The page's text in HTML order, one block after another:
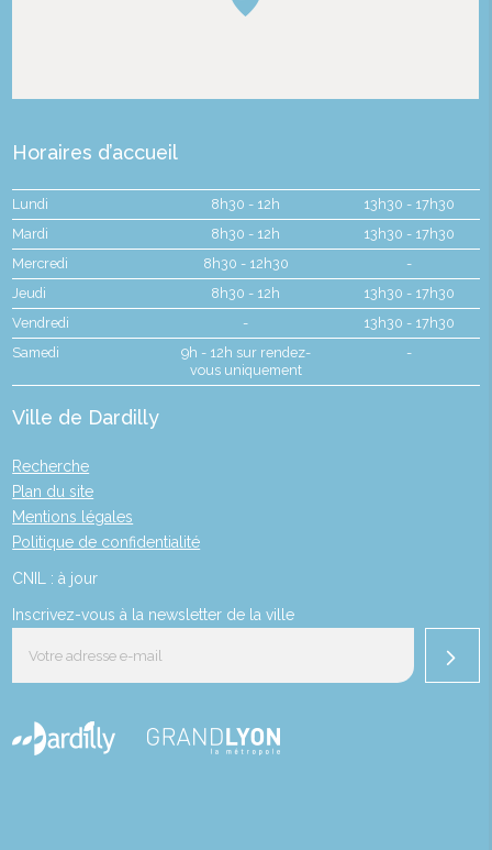
Horaires d’accueil
Lundi 8h30 - 12h
13h30 - 17h30
Mardi
8h30 - 12h
13h30 - 17h30
Mercredi
8h30 - 12h30
-
Jeudi
8h30 - 12h
13h30 - 17h30
Vendredi
-
13h30 - 17h30
Samedi
9h - 12h sur rendez-
vous uniquement
-
Ville de Dardilly
Recherche
Plan du site
Mentions légales
Politique de confidentialité
CNIL : à jour
Inscrivez-vous à la newsletter de la ville